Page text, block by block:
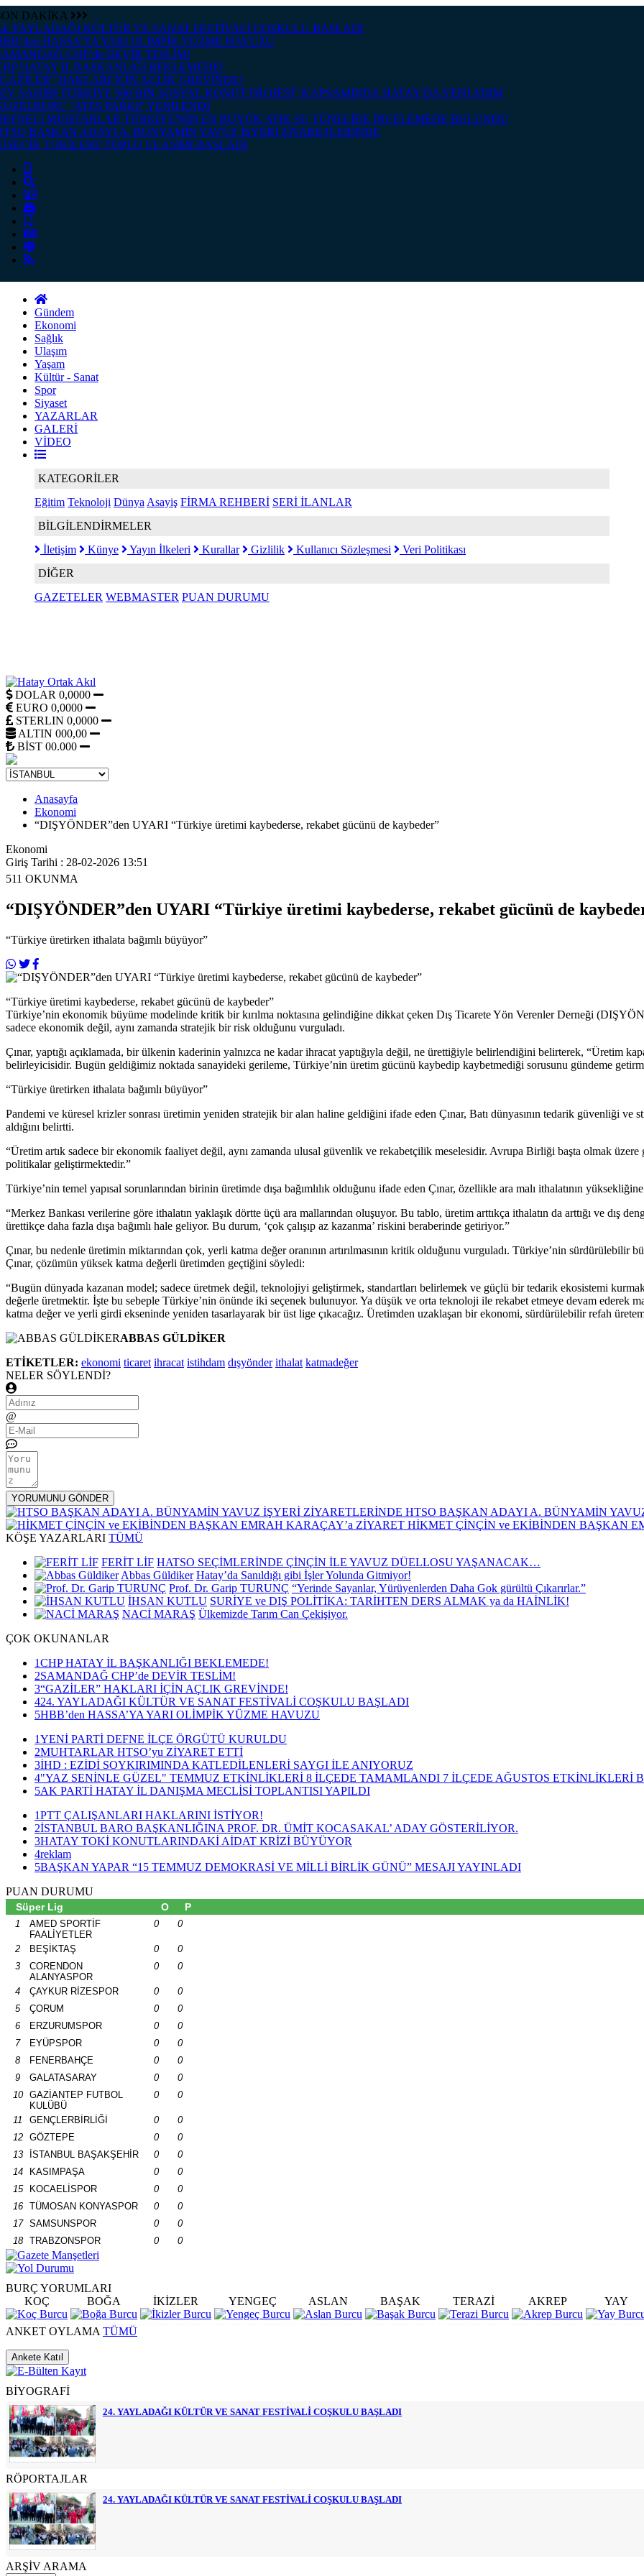
DAKİKA
YAYLADAĞI KÜLTÜR VE SANAT FESTİVALİ COŞKULU BAŞLADI
HASSA’YA YARI OLİMPİK YÜZME HAVUZU
CHP’de DEVİR TESLİM!
HATAY İL BAŞKANLIĞI BEKLEMEDE!
HAKLARI İÇİN AÇLIK GREVİNDE!
SAHİBİ TÜRKİYE 500 BİN SOSYAL KONUT PROJESİ” KAPSAMINDA HATAY'DA YENİ ADIM
“ATEŞ PARKI” YENİLENDİ
MUHTARLAR TÜRKİYE'NİN EN BÜYÜK ATIK SU TÜNELİDE İNCELEMEDE BULUNDU
BAŞKAN ADAYI A. BÜNYAMİN YAVUZ İŞYERİ ZİYARETLERİNDE
TOKİLERE TOPLU ULAŞIMI BAŞLADI
Gündem
Ekonomi
Sağlık
Ulaşım
Yaşam
Kültür - Sanat
Spor
Siyaset
YAZARLAR
GALERİ
VİDEO
KATEGORİLER
Eğitim Teknoloji Dünya Asayiş FİRMA REHBERİ SERİ İLANLAR
BİLGİLENDİRMELER
İletişim
Künye Yayın İlkeleri Kurallar Gizlilik Kullanıcı Sözleşmesi
Veri Politikası
DİĞER
GAZETELER WEBMASTER PUAN DURUMU
DOLAR 0,0000
EURO 0,0000
STERLIN 0,0000
ALTIN 000,00
BİST 00.000
Anasayfa
Ekonomi
“DIŞYÖNDER”den UYARI “Türkiye üretimi kaybederse, rekabet gücünü de kaybeder”
Ekonomi
Giriş Tarihi : 28-02-2026 13:51
511 OKUNMA
“DIŞYÖNDER”den UYARI “Türkiye üretimi kaybederse, rekabet gücünü de
“Türkiye üretirken ithalata bağımlı büyüyor”
“Türkiye üretimi kaybederse, rekabet gücünü de kaybeder”
Türkiye’nin ekonomik büyüme modelinde kritik bir kırılma noktasına gelindiğine dikkat çeken Dış Ticarete Yön Verenler Derneği
sadece ekonomik değil, aynı zamanda stratejik bir risk olduğunu vurguladı.
Çınar, yaptığı açıklamada, bir ülkenin kaderinin yalnızca ne kadar ihracat yaptığıyla değil, ne ürettiğiyle belirlendiğini belirterek, “Üretim
belirleyicisidir. Bugün geldiğimiz noktada sanayideki gerileme, Türkiye’nin üretim gücünü kaybedip kaybetmediği sorusunu gündeme
“Türkiye üretirken ithalata bağımlı büyüyor”
Pandemi ve küresel krizler sonrası üretimin yeniden stratejik bir alan haline geldiğini ifade eden Çınar, Batı dünyasının tedarik güvenliği
aldığını belirtti.
“Üretim artık sadece bir ekonomik faaliyet değil, aynı zamanda ulusal güvenlik ve rekabetçilik meselesidir. Avrupa Birliği başta olmak
politikalar geliştirmektedir.”
Türkiye’nin temel yapısal sorunlarından birinin üretimde dışa bağımlılık olduğunu ifade eden Çınar, özellikle ara malı ithalatının
“Merkez Bankası verilerine göre ithalatın yaklaşık dörtte üçü ara mallarından oluşuyor. Bu tablo, üretim arttıkça ithalatın da arttığı ve dış
ürettikçe daha fazla dışa bağımlı hale geliyor. Bu durum, ‘çok çalışıp az kazanma’ riskini beraberinde getiriyor.”
Çınar, bu nedenle üretimin miktarından çok, yerli katma değer oranının artırılmasının kritik olduğunu vurguladı. Türkiye’nin
Çınar, çözümün yüksek katma değerli üretimden geçtiğini söyledi:
“Bugün dünyada kazanan model; sadece üretmek değil, teknolojiyi geliştirmek, standartları belirlemek ve güçlü bir tedarik ekosistemi
değerle üretmektir. İşte bu sebeple Türkiye’nin önünde iki seçenek bulunuyor. Ya düşük ve orta teknoloji ile rekabet etmeye devam ederek
katma değer ve yerli girdi ekseninde yeniden tasarlayarak bir üst lige çıkacağız. Üretimden uzaklaşan bir ekonomi, sürdürülebilir refah
ABBAS GÜLDİKER
ETİKETLER: ekonomi ticaret ihracat istihdam dışyönder ithalat katmadeğer
NELER SÖYLENDİ?
Name
Email
@
Comment
HTSO BAŞKAN ADAYI A. BÜNYAMİN
HİKMET ÇİNÇİN ve EKİBİNDEN BAŞKAN
KÖŞE YAZARLARI TÜMÜ
FERİT LİF HATSO SEÇİMLERİNDE ÇİNÇİN İLE YAVUZ DÜELLOSU YAŞANACAK…
Abbas Güldiker Hatay’da Sanıldığı gibi İşler Yolunda Gitmiyor!
Prof. Dr. Garip TURUNÇ “Yerinde Sayanlar, Yürüyenlerden Daha Gok gürültü Çıkarırlar.”
İHSAN KUTLU SURİYE ve DIŞ POLİTİKA: TARİHTEN DERS ALMAK ya da HAİNLİK!
NACİ MARAŞ Ülkemizde Tarım Can Çekişiyor.
ÇOK OKUNANLAR
1CHP HATAY İL BAŞKANLIĞI BEKLEMEDE!
2SAMANDAĞ CHP’de DEVİR TESLİM!
3“GAZİLER” HAKLARI İÇİN AÇLIK GREVİNDE!
424. YAYLADAĞI KÜLTÜR VE SANAT FESTİVALİ COŞKULU BAŞLADI
5HBB’den HASSA’YA YARI OLİMPİK YÜZME HAVUZU
1YENİ PARTİ DEFNE İLÇE ÖRGÜTÜ KURULDU
2MUHTARLAR HTSO’yu ZİYARET ETTİ
3İHD : EZİDİ SOYKIRIMINDA KATLEDİLENLERİ SAYGI İLE ANIYORUZ
4"YAZ SENİNLE GÜZEL" TEMMUZ ETKİNLİKLERİ 8 İLÇEDE TAMAMLANDI 7 İLÇEDE AĞUSTOS ETKİNLİKLERİ
5AK PARTİ HATAY İL DANIŞMA MECLİSİ TOPLANTISI YAPILDI
1PTT ÇALIŞANLARI HAKLARINI İSTİYOR!
2İSTANBUL BARO BAŞKANLIĞINA PROF. DR. ÜMİT KOCASAKAL’ ADAY GÖSTERİLİYOR.
3HATAY TOKİ KONUTLARINDAKİ AİDAT KRİZİ BÜYÜYOR
4reklam
5BAŞKAN YAPAR “15 TEMMUZ DEMOKRASİ VE MİLLİ BİRLİK GÜNÜ” MESAJI YAYINLADI
PUAN DURUMU
Süper Lig O P
1
AMED SPORTİF
FAALİYETLER
0 0
2 BEŞİKTAŞ 0
0
3
CORENDON
ALANYASPOR
0 0
4 ÇAYKUR RİZESPOR 0
0
5
ÇORUM 0
0
6
ERZURUMSPOR 0
0
7
EYÜPSPOR 0
0
8
FENERBAHÇE 0
0
9
GALATASARAY 0
0
10
GAZİANTEP FUTBOL
KULÜBÜ
0 0
11 GENÇLERBİRLİĞİ 0
0
12
GÖZTEPE 0
0
13
İSTANBUL BAŞAKŞEHİR 0
0
14
KASIMPAŞA 0
0
15
KOCAELİSPOR 0
0
16
TÜMOSAN KONYASPOR 0
0
17
SAMSUNSPOR 0
0
18
TRABZONSPOR 0 0
BURÇ YORUMLARI
KOÇ
BOĞA İKİZLER YENGEÇ ASLAN BAŞAK TERAZİ AKREP YAY
ANKET OYLAMA TÜMÜ
BİYOGRAFİ
24. YAYLADAĞI KÜLTÜR VE SANAT FESTİVALİ COŞKULU BAŞLADI
RÖPORTAJLAR
24. YAYLADAĞI KÜLTÜR VE SANAT FESTİVALİ COŞKULU BAŞLADI
ARŞİV ARAMA